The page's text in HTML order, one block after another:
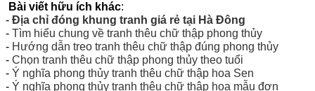
Bài viết hữu ích khác:
- Địa chỉ đóng khung tranh giá rẻ tại Hà Đông
- Tìm hiểu chung về tranh thêu chữ thập phong thủy
- Hướng dẫn treo tranh thêu chữ thập đúng phong thủy
- Chọn tranh thêu chữ thập phong thủy theo tuổi
- Ý nghĩa phong thủy tranh thêu chữ thập hoa Sen
- Ý nghĩa phong thủy tranh thêu chữ thập hoa mẫu đơn